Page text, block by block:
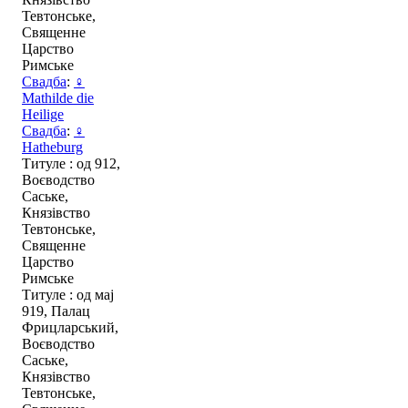
Тевтонське,
Священне
Царство
Римське
Свадба: ♀
Mathilde die
Heilige
Свадба: ♀
Hatheburg
Титуле : од 912,
Воєводство
Саське,
Князівство
Тевтонське,
Священне
Царство
Римське
Титуле : од мај
919, Палац
Фрицларський,
Воєводство
Саське,
Князівство
Тевтонське,